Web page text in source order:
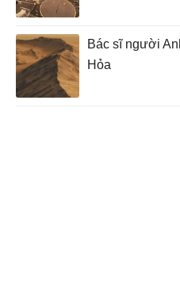
Bác sĩ người
Hỏa